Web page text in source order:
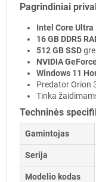
Pagrindiniai
Intel Core Ultra
16 GB DDR5
512 GB SSD
NVIDIA
Windows 11
Predator Orion
Tinka
Techninės
Gamintojas
Serija
Modelio kodas